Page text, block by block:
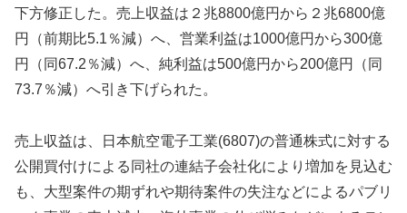
下方修正した。売上収益は２兆8800億円から２兆6800億
円（前期比5.1％減）へ、営業利益は1000億円から300億
円（同67.2％減）へ、純利益は500億円から200億円（同
73.7％減）へ引き下げられた。
売上収益は、日本航空電子工業(6807)の普通株式に対する
公開買付けによる同社の連結子会社化により増加を見込む
も、大型案件の期ずれや期待案件の失注などによるパブリ